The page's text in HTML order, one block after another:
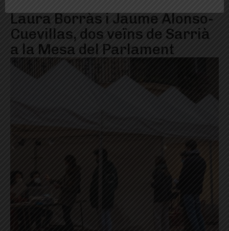
Laura Borràs i Jaume Alonso-
Cuevillas, dos veïns de Sarrià
a la Mesa del Parlament